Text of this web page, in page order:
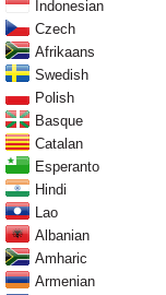
Indonesian
Czech
Afrikaans
Swedish
Polish
Basque
Catalan
Esperanto
Hindi
Lao
Albanian
Amharic
Armenian